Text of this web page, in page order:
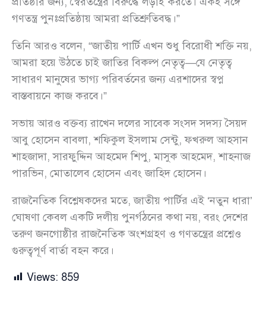
গণতন্ত্র পুনঃপ্রতিষ্ঠায় আমরা প্রতিশ্রুতিবদ্ধ।”
তিনি আরও বলেন, “জাতীয় পার্টি এখন শুধু বিরোধী শক্তি নয়,
আমরা হয়ে উঠতে চাই জাতির বিকল্প নেতৃত্ব—যে নেতৃত্ব
সাধারণ মানুষের ভাগ্য পরিবর্তনের জন্য এরশাদের স্বপ্ন
বাস্তবায়নে কাজ করবে।”
সভায় আরও বক্তব্য রাখেন দলের সাবেক সংসদ সদস্য সৈয়দ
আবু হোসেন বাবলা, শফিকুল ইসলাম সেন্টু, ফখরুল আহসান
শাহজাদা, সারফুদ্দিন আহমেদ শিপু, মাসুক আহমেদ, শাহনাজ
পারভিন, মোতালেব হোসেন এবং জাহিদ হোসেন।
রাজনৈতিক বিশ্লেষকদের মতে, জাতীয় পার্টির এই ‘নতুন ধারা’
ঘোষণা কেবল একটি দলীয় পুনর্গঠনের কথা নয়, বরং দেশের
তরুণ জনগোষ্ঠীর রাজনৈতিক অংশগ্রহণ ও গণতন্ত্রের প্রশ্নেও
গুরুত্বপূর্ণ বার্তা বহন করে।
Views: 859